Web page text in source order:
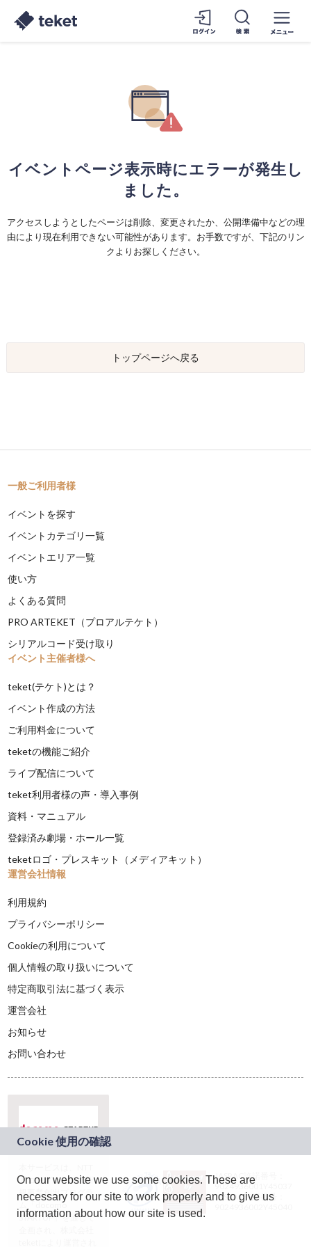
イベントページ表示時にエラーが発生し
ました。
アクセスしようとしたページは削除、変更されたか、公開準備中などの理
由により現在利用できない可能性があります。お手数ですが、下記のリン
クよりお探しください。
トップページへ戻る
一般ご利用者様
イベントを探す
イベントカテゴリ一覧
イベントエリア一覧
使い方
よくある質問
PRO ARTEKET（プロアルテケト）
シリアルコード受け取り
イベント主催者様へ
teket(テケト)とは？
イベント作成の方法
ご利用料金について
teketの機能ご紹介
ライブ配信について
teket利用者様の声・導入事例
資料・マニュアル
登録済み劇場・ホール一覧
teketロゴ・プレスキット（メディアキット）
運営会社情報
利用規約
プライバシーポリシー
Cookieの利用について
個人情報の取り扱いについて
特定商取引法に基づく表示
運営会社
お知らせ
お問い合わせ
ドコモグループの新
規事業創出プログラ
ム「docomo
STARTUP」を通じて
JASRAC許諾番号：
9024936001Y45037
JASRAC許諾番号：
On our website we use some cookies. These are
necessary for our site to work properly and to give us
information about how our site is used.